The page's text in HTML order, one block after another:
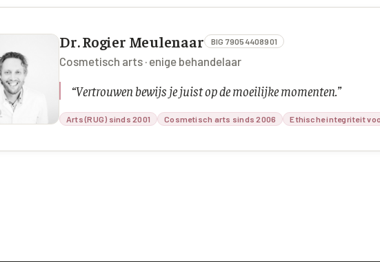
Dr. Rogier Meulenaar BIG 79054408901
Cosmetisch arts · enige behandelaar
“Vertrouwen bewijs je juist op de moeilijke momenten.”
Arts (RUG) sinds 2001 Cosmetisch arts sinds 2006 Ethische integriteit